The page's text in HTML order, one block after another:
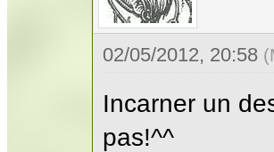
02/05/2012, 20:58
Incarner un
pas!^^